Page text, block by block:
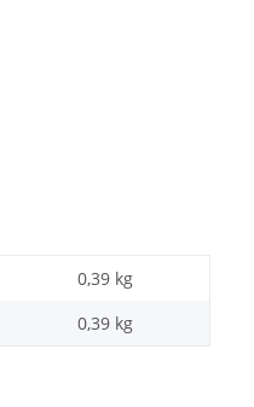
0,39 kg
0,39 kg